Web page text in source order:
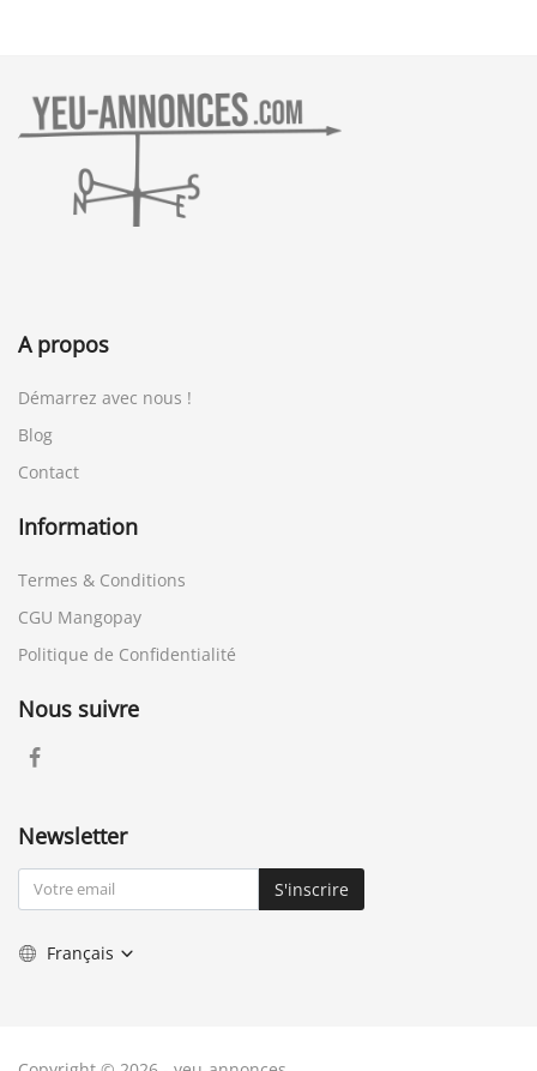
A propos
Démarrez avec nous !
Blog
Contact
Information
Termes & Conditions
CGU Mangopay
Politique de Confidentialité
Nous suivre
Newsletter
S'inscrire
Français